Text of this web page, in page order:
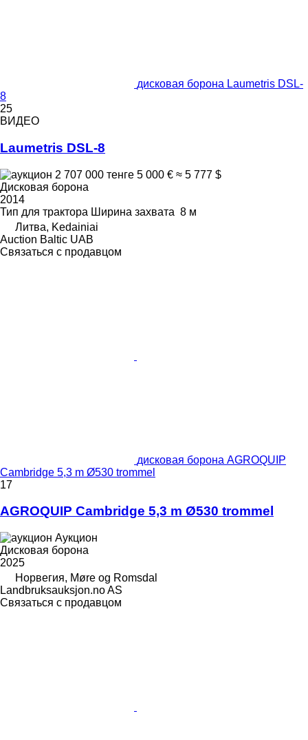
дисковая борона Laumetris DSL-
8
25
ВИДЕО
Laumetris DSL-8
2 707 000 тенге 5 000 € ≈ 5 777 $
Дисковая борона
2014
Тип для трактора Ширина захвата 8 м
Литва, Kedainiai
Auction Baltic UAB
Связаться с продавцом
дисковая борона AGROQUIP
Cambridge 5,3 m Ø530 trommel
17
AGROQUIP Cambridge 5,3 m Ø530 trommel
Аукцион
Дисковая борона
2025
Норвегия, Møre og Romsdal
Landbruksauksjon.no AS
Связаться с продавцом